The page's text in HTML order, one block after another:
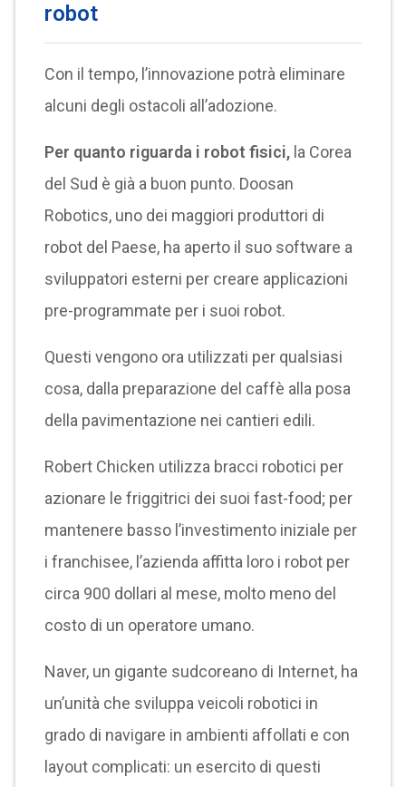
robot
Con il tempo, l’innovazione potrà eliminare
alcuni degli ostacoli all’adozione.
Per quanto riguarda i robot fisici,la Corea
del Sud è già a buon punto. Doosan
Robotics, uno dei maggiori produttori di
robot del Paese, ha aperto il suo software a
sviluppatori esterni per creare applicazioni
pre-programmate per i suoi robot.
Questi vengono ora utilizzati per qualsiasi
cosa, dalla preparazione del caffè alla posa
della pavimentazione nei cantieri edili.
Robert Chicken utilizza bracci robotici per
azionare le friggitrici dei suoi fast-food; per
mantenere basso l’investimento iniziale per
i franchisee, l’azienda affitta loro i robot per
circa 900 dollari al mese, molto meno del
costo di un operatore umano.
Naver, un gigante sudcoreano di Internet, ha
un’unità che sviluppa veicoli robotici in
grado di navigare in ambienti affollati e con
layout complicati: un esercito di questi